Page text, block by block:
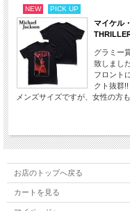
NEW PICK UP
マイケル
グラミー
致しました
フロント
クト抜群!!
メンズサイズですが、女性の方
お店のトップへ戻る
カートを見る